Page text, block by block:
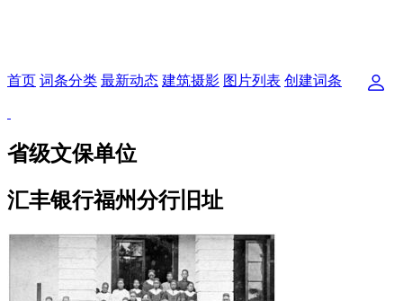
首页 词条分类 最新动态 建筑摄影 图片列表 创建词条
省级文保单位
汇丰银行福州分行旧址